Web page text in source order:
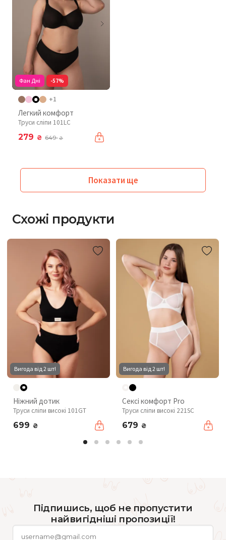
Фан Дні -57%
+1
Легкий комфорт
Труси сліпи 101LC
279 ₴ 649₴
Показати ще
Схожі продукти
Вигода від 2 шт!
Ніжний дотик
Труси сліпи високі 101GT
699 ₴
Вигода від 2 шт!
Сексі комфорт Pro
Труси сліпи високі 221SC
679 ₴
Підпишись, щоб не пропустити
найвигідніші пропозиції!